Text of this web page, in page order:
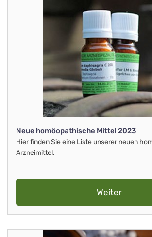
Neue homöopathische Mittel 2023
Hier finden Sie eine Liste unserer neuen
Arzneimittel.
Weiter